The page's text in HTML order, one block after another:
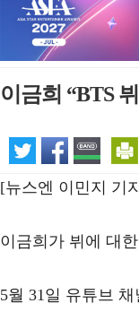
이금희 “BTS
[뉴스엔 이민지 기
이금희가 뷔에 대
5월 31일 유튜브